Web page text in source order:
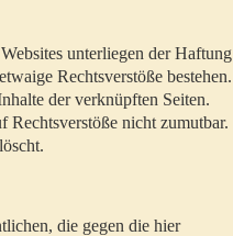
unterliegen der Haftung
Rechtsverstöße bestehen.
der verknüpften Seiten.
nicht zumutbar.
die gegen die hier